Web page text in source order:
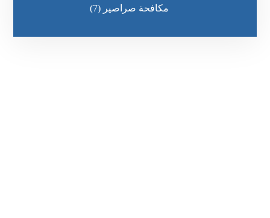
مكافحة صراصير (7)